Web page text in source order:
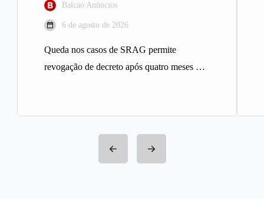
Balcao Anúncios
6 de agosto de 2026
Queda nos casos de SRAG permite
revogação de decreto após quatro meses A